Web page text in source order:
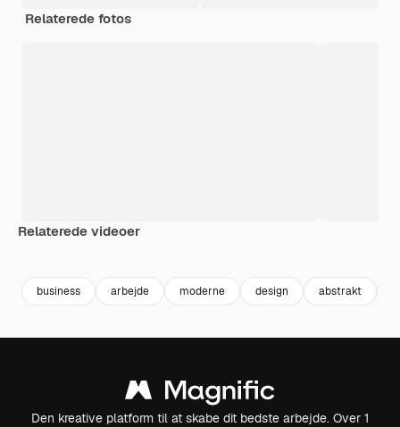
Relaterede fotos
Relaterede videoer
business arbejde moderne design abstrakt
Den kreative platform til at skabe dit bedste arbejde. Over 1